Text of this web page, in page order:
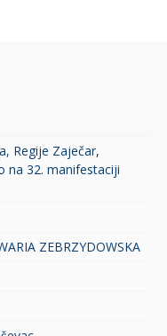
Regije Zaječar,
na 32. manifestaciji
ZEBRZYDOWSKA